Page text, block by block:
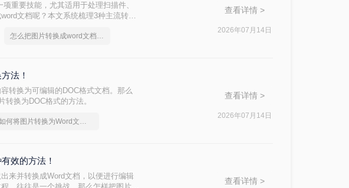
重要技能，尤其适用于处理扫描件、
文档呢？本文系统梳理3种主流转换
怎么把图片转换成word文档格式
查看详情 >
2026年07月14日
法！
转换为可编辑的DOC格式文档。那么
换为DOC格式的方法。
如何将图片转换为Word文档格式
查看详情 >
2026年07月14日
效的方法！
来并转换成Word文档，以便进行编辑
查看详情 >